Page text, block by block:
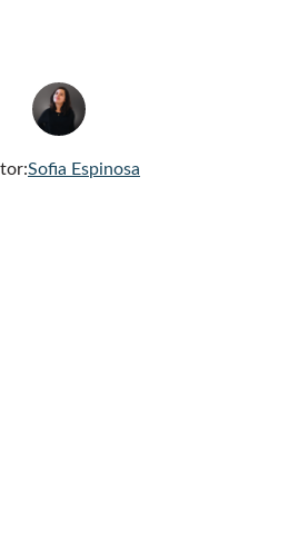
Sofia Espinosa